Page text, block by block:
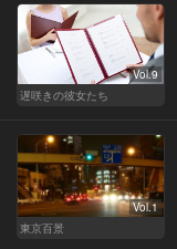
Vol.9
遅咲きの彼女たち
Vol.1
東京百景